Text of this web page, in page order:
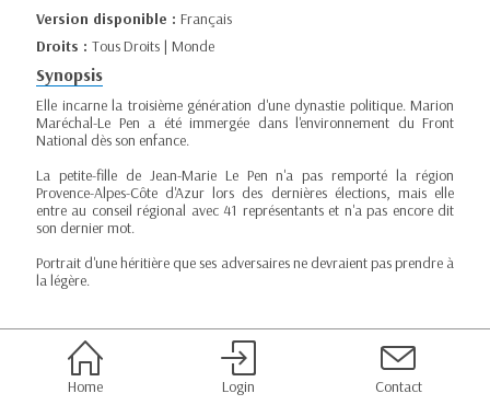
Version disponible : Français
Droits : Tous Droits | Monde
Synopsis
Elle incarne la troisième génération d'une dynastie politique. Marion
Maréchal-Le Pen a été immergée dans l'environnement du Front
National dès son enfance.
La petite-fille de Jean-Marie Le Pen n'a pas remporté la région
Provence-Alpes-Côte d'Azur lors des dernières élections, mais elle
entre au conseil régional avec 41 représentants et n'a pas encore dit
son dernier mot.
Portrait d'une héritière que ses adversaires ne devraient pas prendre à
la légère.
Home Login Contact